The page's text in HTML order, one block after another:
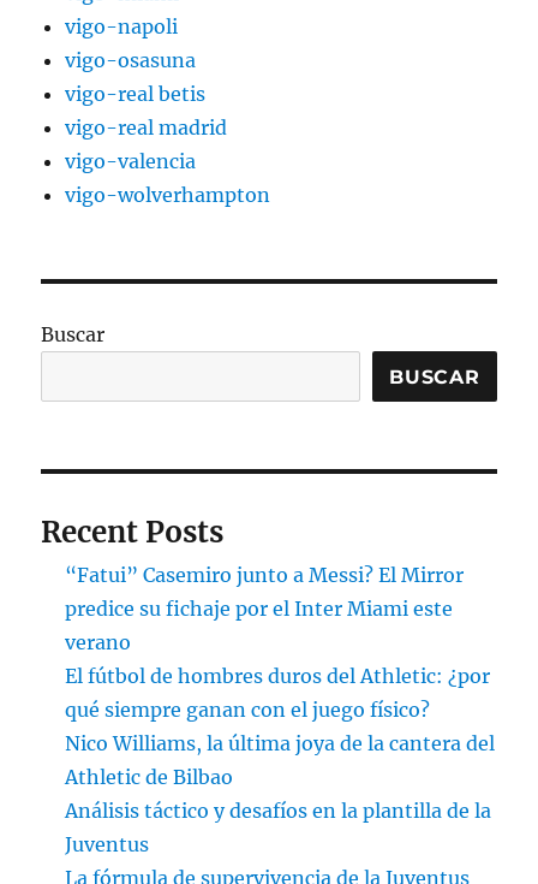
vigo-napoli
vigo-osasuna
vigo-real betis
vigo-real madrid
vigo-valencia
vigo-wolverhampton
Buscar
BUSCAR
Recent Posts
“Fatui” Casemiro junto a Messi? El Mirror
predice su fichaje por el Inter Miami este
verano
El fútbol de hombres duros del Athletic: ¿por
qué siempre ganan con el juego físico?
Nico Williams, la última joya de la cantera del
Athletic de Bilbao
Análisis táctico y desafíos en la plantilla de la
Juventus
La fórmula de supervivencia de la Juventus